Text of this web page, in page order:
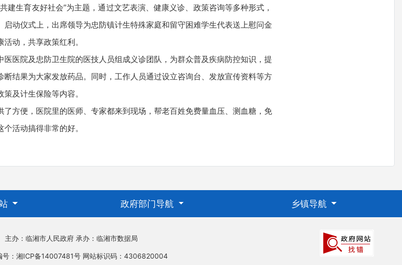
生育友好社会”为主题，通过文艺表演、健康义诊、政策咨询等多种形式，
动仪式上，出席领导为忠防镇计生特殊家庭和留守困难学生代表送上慰问金
动，共享政策红利。
医院及忠防卫生院的医技人员组成义诊团队，为群众普及疾病防控知识，提
结果为大家发放药品。同时，工作人员通过设立咨询台、发放宣传资料等方
及计生保险等内容。
方便，医院里的医师、专家都来到现场，帮老百姓免费量血压、测血糖，免
活动搞得非常的好。
政府部门导航 乡镇导航
主办：临湘市人民政府 承办：临湘市数据局
号：湘ICP备14007481号 网站标识码：4306820004